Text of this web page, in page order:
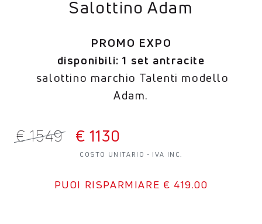
Salottino Adam
PROMO EXPO
disponibili: 1 set antracite
salottino marchio Talenti modello
Adam.
1549
€ 1130
€
COSTO UNITARIO - IVA INC.
PUOI RISPARMIARE € 419.00